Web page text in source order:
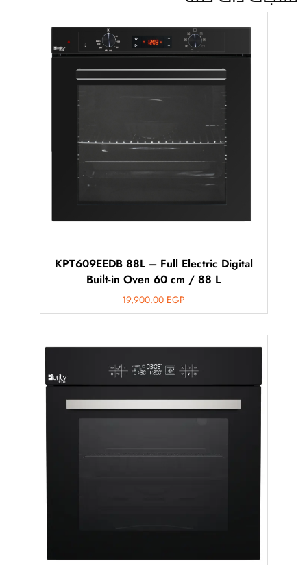
KPT609EEDB 88L – Full Electric Digital
Built-in Oven 60 cm / 88 L
19,900.00 EGP